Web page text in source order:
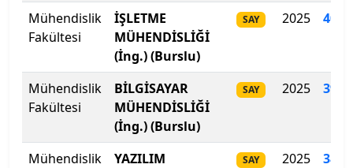
Bursa Uludağ Üniversitesi
Çağ Üniversitesi
Çanakkale Onsekiz Mart Üniversitesi
Çankaya Üniversitesi
Mühendislik
Fakültesi
İŞLETME
MÜHENDİSLİĞİ
(İng.) (Burslu)
SAY 2025 403
Mühendislik
Fakültesi
BİLGİSAYAR
MÜHENDİSLİĞİ
(İng.) (Burslu)
SAY 2025
Mühendislik
YAZILIM
SAY 2025 380